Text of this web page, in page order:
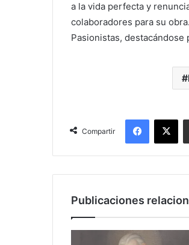
a la vida perfecta y
colaboradores para su
Pasionistas,
Compartir
Facebook
X
Publicaciones